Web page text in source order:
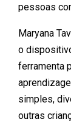
pessoas
Maryana
o
ferramenta
simples,
outras